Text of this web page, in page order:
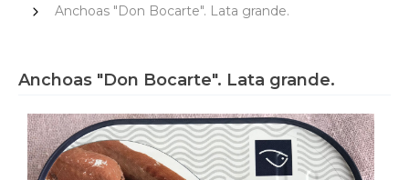
Anchoas "Don Bocarte". Lata grande.
Anchoas "Don Bocarte". Lata grande.